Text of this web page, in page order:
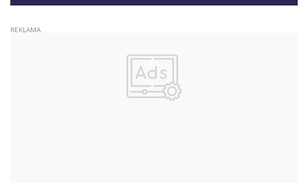
monitorować?”